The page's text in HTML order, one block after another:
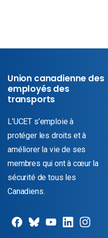
Union canadienne des
employés des
transports
L’UCET s’emploie à
protéger les droits et à
améliorer la vie de ses
membres qui ont à cœur la
sécurité de tous les
Canadiens.